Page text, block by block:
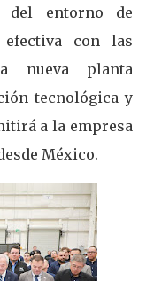
del entorno de
con las
nueva planta
tecnológica y
a la empresa
México.